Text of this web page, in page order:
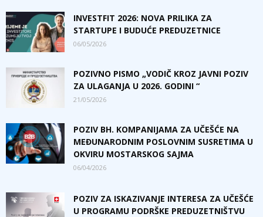
INVESTFIT 2026: NOVA PRILIKA ZA
STARTUPE I BUDUĆE PREDUZETNICE
06/05/2026
POZIVNO PISMO „VODIČ KROZ JAVNI POZIV
ZA ULAGANJA U 2026. GODINI “
21/05/2026
POZIV BH. KOMPANIJAMA ZA UČEŠĆE NA
MEĐUNARODNIM POSLOVNIM SUSRETIMA U
OKVIRU MOSTARSKOG SAJMA
06/04/2026
POZIV ZA ISKAZIVANJE INTERESA ZA UČEŠĆE
U PROGRAMU PODRŠKE PREDUZETNIŠTVU